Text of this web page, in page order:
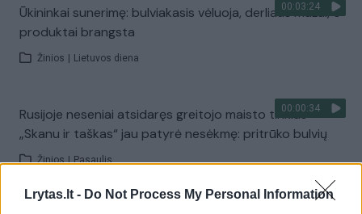
Lrytas.lt - Do Not Process My Personal Information
00:03:24
Ūkininkai sunerimę: bulviakasis vėluoja, derliaus mažai, o
produktai brangsta
Žinios Lietuvos diena
00:00:34
Rusijoje neseniai atsidaręs greitojo maisto tinklas
„Skanu ir taškas“ jau patyrė nesėkmę: pritrūko bulvių
Žinios | Pasaulis